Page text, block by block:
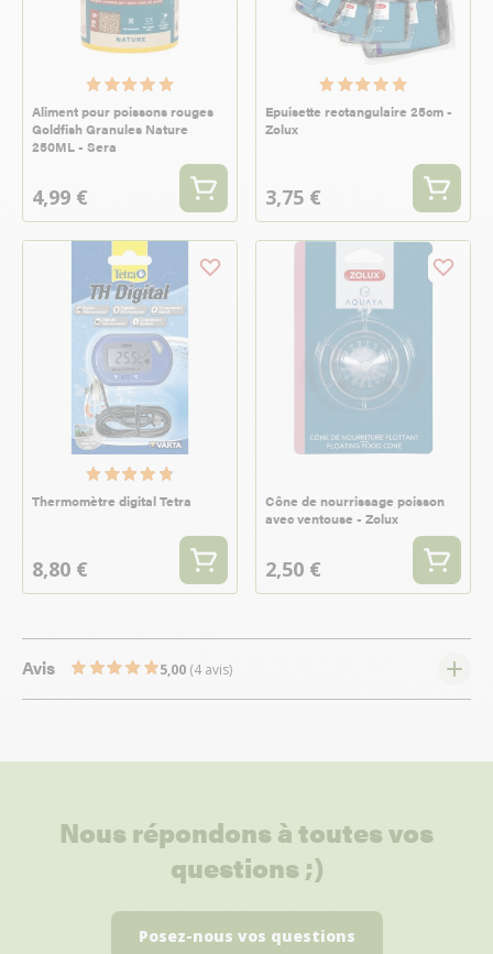
Aliment pour poissons rouges
Goldfish Granules Nature
250ML - Sera
4,99 €
Epuisette rectangulaire 25cm -
Zolux
3,75 €
Thermomètre digital Tetra
8,80 €
Cône de nourrissage poisson
avec ventouse - Zolux
2,50 €
Avis 5,00 (4 avis)
Nous répondons à toutes vos
questions ;)
Posez-nous vos questions